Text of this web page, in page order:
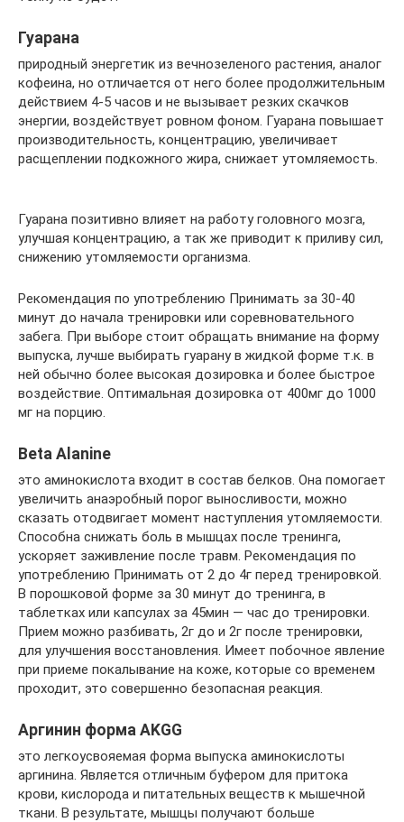
Гуарана
природный энергетик из вечнозеленого растения, аналог
кофеина, но отличается от него более продолжительным
действием 4-5 часов и не вызывает резких скачков
энергии, воздействует ровном фоном. Гуарана повышает
производительность, концентрацию, увеличивает
расщеплении подкожного жира, снижает утомляемость.
Гуарана позитивно влияет на работу головного мозга,
улучшая концентрацию, а так же приводит к приливу сил,
снижению утомляемости организма.
Рекомендация по употреблению Принимать за 30-40
минут до начала тренировки или соревновательного
забега. При выборе стоит обращать внимание на форму
выпуска, лучше выбирать гуарану в жидкой форме т.к. в
ней обычно более высокая дозировка и более быстрое
воздействие. Оптимальная дозировка от 400мг до 1000
мг на порцию.
Beta Alanine
это аминокислота входит в состав белков. Она помогает
увеличить анаэробный порог выносливости, можно
сказать отодвигает момент наступления утомляемости.
Способна снижать боль в мышцах после тренинга,
ускоряет заживление после травм. Рекомендация по
употреблению Принимать от 2 до 4г перед тренировкой.
В порошковой форме за 30 минут до тренинга, в
таблетках или капсулах за 45мин — час до тренировки.
Прием можно разбивать, 2г до и 2г после тренировки,
для улучшения восстановления. Имеет побочное явление
при приеме покалывание на коже, которые со временем
проходит, это совершенно безопасная реакция.
Аргинин форма АKGG
это легкоусвояемая форма выпуска аминокислоты
аргинина. Является отличным буфером для притока
крови, кислорода и питательных веществ к мышечной
ткани. В результате, мышцы получают больше